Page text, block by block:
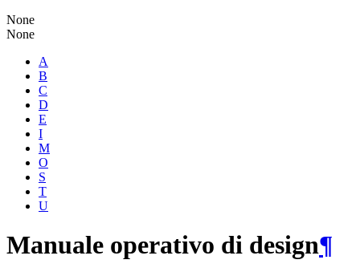
None
None
A
B
C
D
E
I
M
O
S
T
U
Manuale operativo di design¶